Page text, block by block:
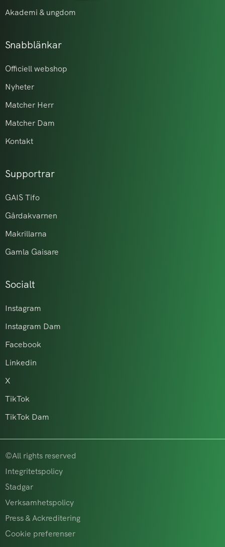
Akademi & ungdom
Snabblänkar
Officiell webshop
Nyheter
Matcher Herr
Matcher Dam
Kontakt
Supportrar
GAIS Tifo
Gårdakvarnen
Makrillarna
Gamla Gaisare
Socialt
Instagram
Instagram Dam
Facebook
Linkedin
X
TikTok
TikTok Dam
©All rights reserved
Integritetspolicy
Stadgar
Verksamhetspolicy
Press & Ackreditering
Cookie preferenser